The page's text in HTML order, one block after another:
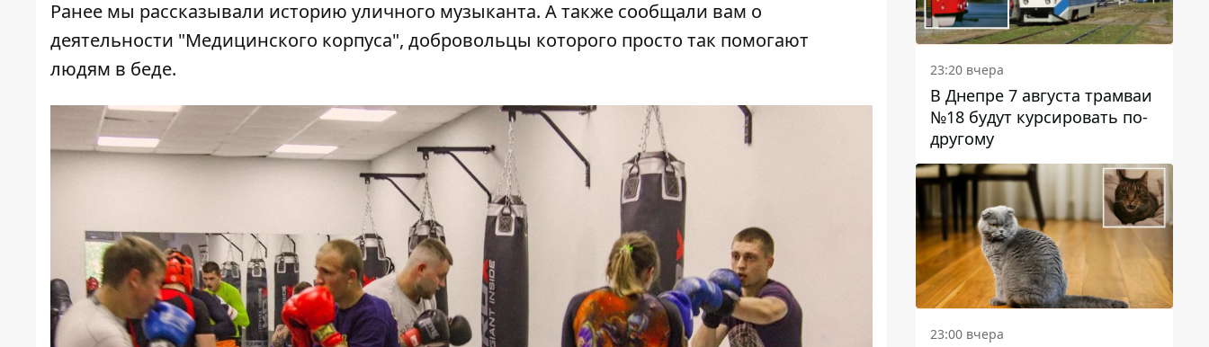
Ранее мы рассказывали историю уличного музыканта. А также сообщали вам о
деятельности "Медицинского корпуса", добровольцы которого просто так помогают
людям в беде.
23:20 вчера
В Днепре 7 августа трамваи
№18 будут курсировать по-
другому
23:00 вчера